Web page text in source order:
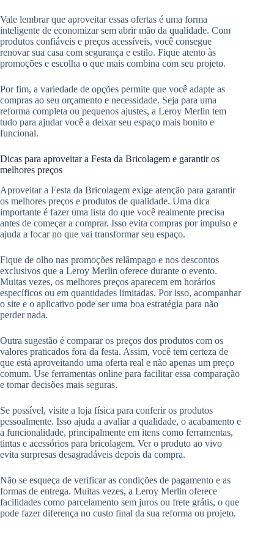
Vale lembrar que aproveitar essas ofertas é uma forma
inteligente de economizar sem abrir mão da qualidade. Com
produtos confiáveis e preços acessíveis, você consegue
renovar sua casa com segurança e estilo. Fique atento às
promoções e escolha o que mais combina com seu projeto.
Por fim, a variedade de opções permite que você adapte as
compras ao seu orçamento e necessidade. Seja para uma
reforma completa ou pequenos ajustes, a Leroy Merlin tem
tudo para ajudar você a deixar seu espaço mais bonito e
funcional.
Dicas para aproveitar a Festa da Bricolagem e garantir os
melhores preços
Aproveitar a Festa da Bricolagem exige atenção para garantir
os melhores preços e produtos de qualidade. Uma dica
importante é fazer uma lista do que você realmente precisa
antes de começar a comprar. Isso evita compras por impulso e
ajuda a focar no que vai transformar seu espaço.
Fique de olho nas promoções relâmpago e nos descontos
exclusivos que a Leroy Merlin oferece durante o evento.
Muitas vezes, os melhores preços aparecem em horários
específicos ou em quantidades limitadas. Por isso, acompanhar
o site e o aplicativo pode ser uma boa estratégia para não
perder nada.
Outra sugestão é comparar os preços dos produtos com os
valores praticados fora da festa. Assim, você tem certeza de
que está aproveitando uma oferta real e não apenas um preço
comum. Use ferramentas online para facilitar essa comparação
e tomar decisões mais seguras.
Se possível, visite a loja física para conferir os produtos
pessoalmente. Isso ajuda a avaliar a qualidade, o acabamento e
a funcionalidade, principalmente em itens como ferramentas,
tintas e acessórios para bricolagem. Ver o produto ao vivo
evita surpresas desagradáveis depois da compra.
Não se esqueça de verificar as condições de pagamento e as
formas de entrega. Muitas vezes, a Leroy Merlin oferece
facilidades como parcelamento sem juros ou frete grátis, o que
pode fazer diferença no custo final da sua reforma ou projeto.